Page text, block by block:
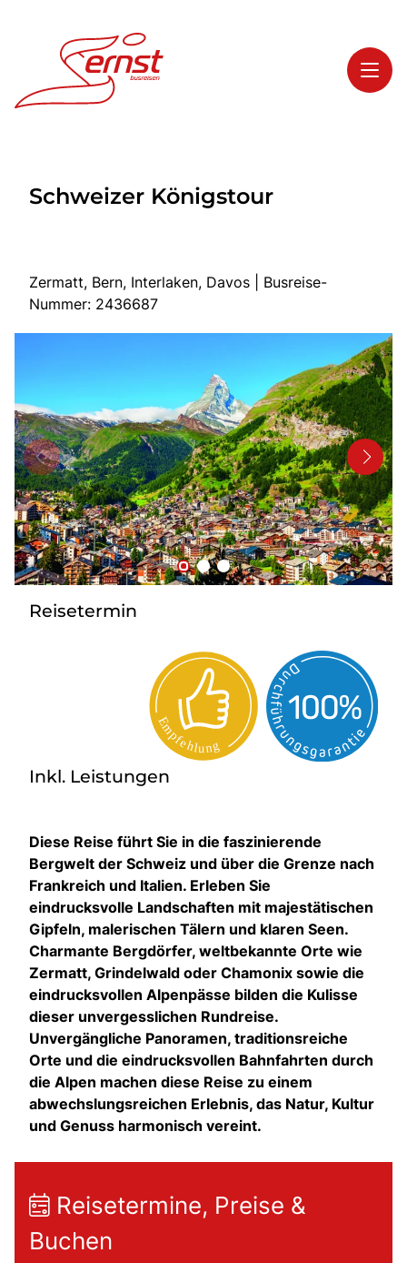
Highlights
Bus mieten
Kontakt
Schweizer Königstour
Zermatt, Bern, Interlaken, Davos | Busreise-
Nummer: 2436687
Reisetermin
Inkl. Leistungen
Diese Reise führt Sie in die faszinierende
Bergwelt der Schweiz und über die Grenze nach
Frankreich und Italien. Erleben Sie
eindrucksvolle Landschaften mit majestätischen
Gipfeln, malerischen Tälern und klaren Seen.
Charmante Bergdörfer, weltbekannte Orte wie
Zermatt, Grindelwald oder Chamonix sowie die
eindrucksvollen Alpenpässe bilden die Kulisse
dieser unvergesslichen Rundreise.
Unvergängliche Panoramen, traditionsreiche
Orte und die eindrucksvollen Bahnfahrten durch
die Alpen machen diese Reise zu einem
abwechslungsreichen Erlebnis, das Natur, Kultur
und Genuss harmonisch vereint.
Reisetermine, Preise &
Buchen